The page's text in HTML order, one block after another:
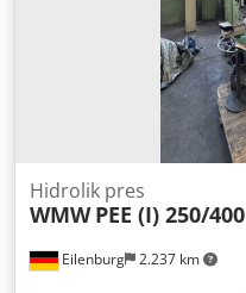
Eilenburg 2.237 km
Hidrolik pres
WMW PEE (I) 250/400